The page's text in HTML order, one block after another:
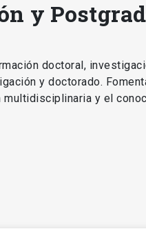
y
doctoral,
y doctorado.
y el